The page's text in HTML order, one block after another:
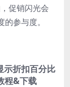
促销闪光会
参与度。
折扣百分比
程&下载